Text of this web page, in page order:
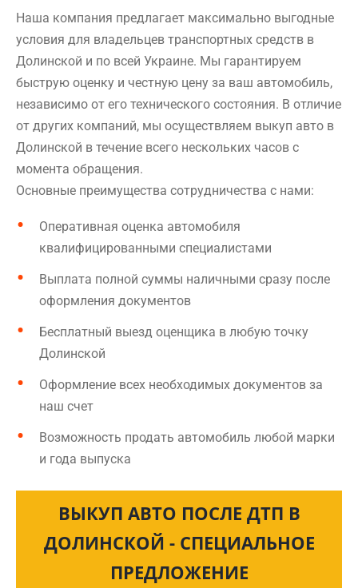
Наша компания предлагает максимально выгодные
условия для владельцев транспортных средств в
Долинской и по всей Украине. Мы гарантируем
быструю оценку и честную цену за ваш автомобиль,
независимо от его технического состояния. В отличие
от других компаний, мы осуществляем выкуп авто в
Долинской в течение всего нескольких часов с
момента обращения.
Основные преимущества сотрудничества с нами:
Оперативная оценка автомобиля
квалифицированными специалистами
Выплата полной суммы наличными сразу после
оформления документов
Бесплатный выезд оценщика в любую точку
Долинской
Оформление всех необходимых документов за
наш счет
Возможность продать автомобиль любой марки
и года выпуска
ВЫКУП АВТО ПОСЛЕ ДТП В
ДОЛИНСКОЙ - СПЕЦИАЛЬНОЕ
ПРЕДЛОЖЕНИЕ